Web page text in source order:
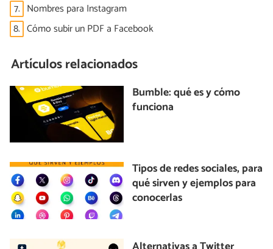
7. Nombres para Instagram
8. Cómo subir un PDF a Facebook
Artículos relacionados
Bumble: qué es y cómo
funciona
Tipos de redes sociales, para
qué sirven y ejemplos para
conocerlas